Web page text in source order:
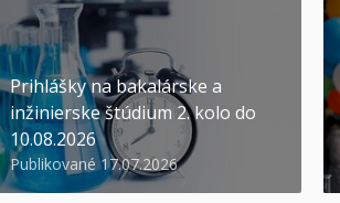
Prihlášky na bakalárske a
inžinierske štúdium 2. kolo do
10.08.2026
Publikované 17.07.2026